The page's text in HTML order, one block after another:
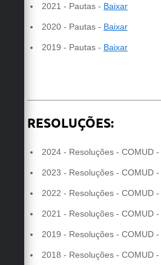
2021 - Pautas - Baixar
2020 - Pautas - Baixar
2019 - Pautas - Baixar
RESOLUÇÕES:
2024 - Resoluções - COMUD -
2023 - Resoluções - COMUD -
2022 - Resoluções - COMUD -
2021 - Resoluções - COMUD -
2019 - Resoluções - COMUD -
2018 - Resoluções - COMUD -